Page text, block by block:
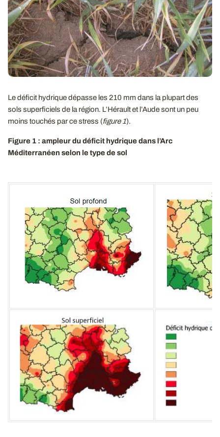
Le déficit hydrique dépasse les 210 mm dans la plupart des
sols superficiels de la région. L’Hérault et l’Aude sont un peu
moins touchés par ce stress (figure 1).
Figure 1 : ampleur du déficit hydrique dans l’Arc
Méditerranéen selon le type de sol